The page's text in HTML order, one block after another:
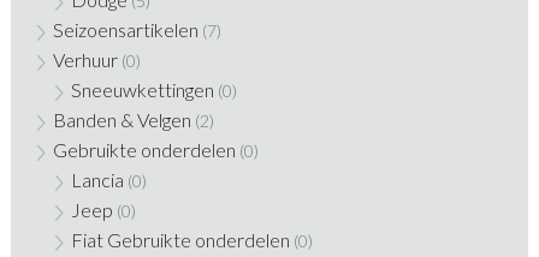
Seizoensartikelen (7)
Verhuur (0)
Sneeuwkettingen (0)
Banden & Velgen (2)
Gebruikte onderdelen (0)
Lancia (0)
Jeep (0)
Fiat Gebruikte onderdelen (0)